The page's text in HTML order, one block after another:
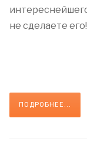
не сделаете его!
ПОДРОБНЕЕ...